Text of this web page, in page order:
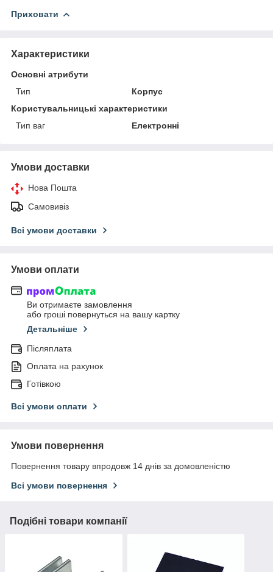
Приховати
Характеристики
Основні атрибути
Тип
Корпус
Користувальницькі характеристики
Тип ваг
Електронні
Умови доставки
Нова Пошта
Самовивіз
Всі умови доставки
Умови оплати
Ви отримаєте замовлення
або гроші повернуться на вашу картку
Детальніше
Післяплата
Оплата на рахунок
Готівкою
Всі умови оплати
Умови повернення
Повернення товару впродовж 14 днів за домовленістю
Всі умови повернення
Подібні товари компанії